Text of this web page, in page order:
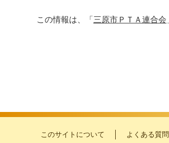
この情報は、「 三原市ＰＴＡ連合会
このサイトについて よくある質問